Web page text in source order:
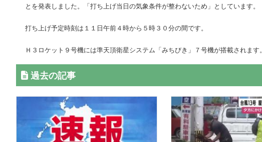
とを発表しました。「打ち上げ当日の気象条件が整わないため」としています。
打ち上げ予定時刻は１１日午前４時から５時３０分の間です。
Ｈ３ロケット９号機には準天頂衛星システム「みちびき」７号機が搭載されます。
過去の記事